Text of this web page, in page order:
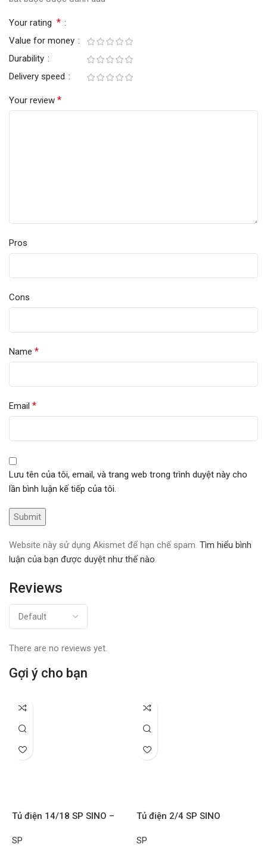
Reviews
There are no reviews yet.
Your rating *
Value for money
Durability
Delivery speed
Your review *
Pros
Cons
Name *
Email *
Lưu tên của tôi, email, và trang web trong trình duyệt này cho
lần bình luận kế tiếp của tôi.
Website này sử dụng Akismet để hạn chế spam. Tìm hiểu bình
luận của bạn được duyệt như thế nào.
Gợi ý cho bạn
Tủ điện 14/18 SP SINO –
SP
Tủ điện 2/4 SP SINO
SP